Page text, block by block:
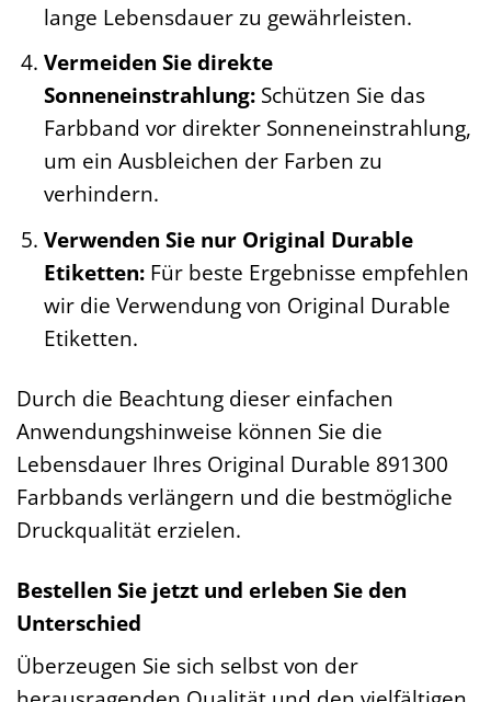
lange Lebensdauer zu gewährleisten.
Vermeiden Sie direkte
Sonneneinstrahlung:Schützen Sie das
Farbband vor direkter Sonneneinstrahlung,
um ein Ausbleichen der Farben zu
verhindern.
Verwenden Sie nur Original Durable
Etiketten:Für beste Ergebnisse empfehlen
wir die Verwendung von Original Durable
Etiketten.
Durch die Beachtung dieser einfachen
Anwendungshinweise können Sie die
Lebensdauer Ihres Original Durable 891300
Farbbands verlängern und die bestmögliche
Druckqualität erzielen.
Bestellen Sie jetzt und erleben Sie den
Unterschied
Überzeugen Sie sich selbst von der